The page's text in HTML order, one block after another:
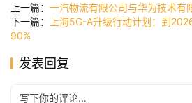
公
司
上一篇： 一汽物流有限公司与华为技术有
下一篇：
上海5G-A升级行动计划：到
90%
发表回复